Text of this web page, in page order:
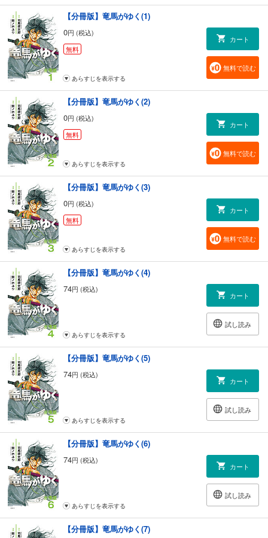
【分冊版】竜馬がゆく(1)
0円 (税込)
無料
カート
無料で読む
あらすじを表示する
【分冊版】竜馬がゆく(2)
0円 (税込)
無料
カート
無料で読む
あらすじを表示する
【分冊版】竜馬がゆく(3)
0円 (税込)
無料
カート
無料で読む
あらすじを表示する
【分冊版】竜馬がゆく(4)
74円 (税込)
カート
試し読み
あらすじを表示する
【分冊版】竜馬がゆく(5)
74円 (税込)
カート
試し読み
あらすじを表示する
【分冊版】竜馬がゆく(6)
74円 (税込)
カート
試し読み
あらすじを表示する
【分冊版】竜馬がゆく(7)